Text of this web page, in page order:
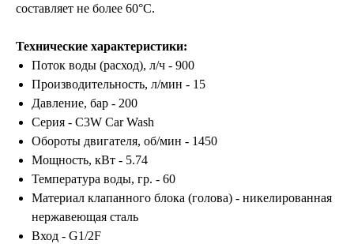
составляет не более 60°C.
Технические характеристики:
Поток воды (расход), л/ч - 900
Производительность, л/мин - 15
Давление, бар - 200
Серия - C3W Car Wash
Обороты двигателя, об/мин - 1450
Мощность, кВт - 5.74
Температура воды, гр. - 60
Материал клапанного блока (голова) - никелированная
нержавеющая сталь
Вход - G1/2F